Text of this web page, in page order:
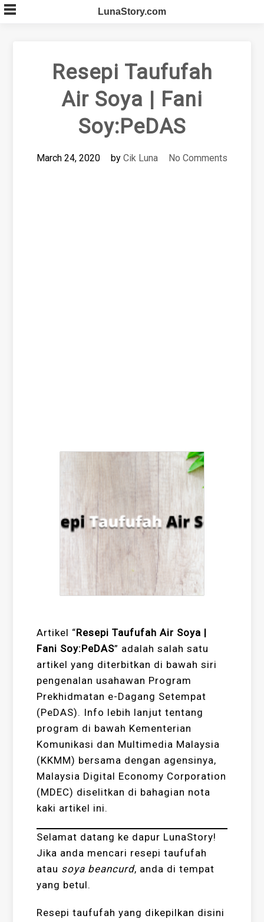
Skip
to
LunaStory.com
Resepi Taufufah
Air Soya | Fani
Soy:PeDAS
March 24, 2020 by Cik Luna No Comments
Artikel “Resepi Taufufah Air Soya |
Fani Soy:PeDAS” adalah salah satu
artikel yang diterbitkan di bawah siri
pengenalan usahawan Program
Prekhidmatan e-Dagang Setempat
(PeDAS). Info lebih lanjut tentang
program di bawah Kementerian
Komunikasi dan Multimedia Malaysia
(KKMM) bersama dengan agensinya,
Malaysia Digital Economy Corporation
(MDEC) diselitkan di bahagian nota
kaki artikel ini.
Selamat datang ke dapur LunaStory!
Jika anda mencari resepi taufufah
atau soya beancurd, anda di tempat
yang betul.
Resepi taufufah yang dikepilkan disini